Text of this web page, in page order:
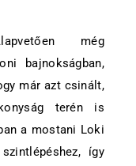
még
bajnokságban,
már azt csinált,
terén is
a mostani Loki
így